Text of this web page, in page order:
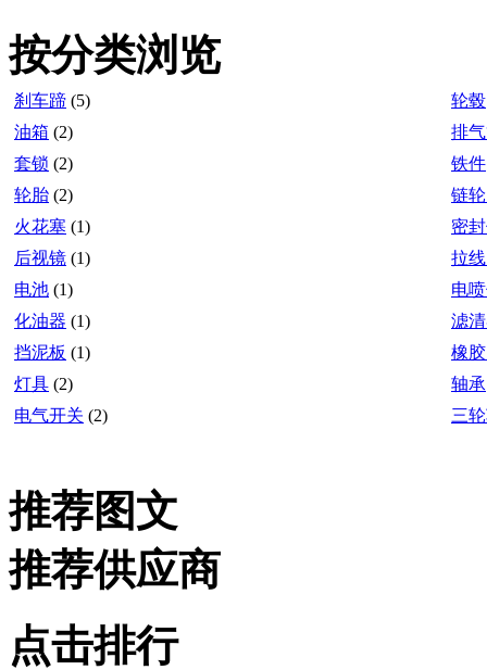
按分类浏览
刹车蹄 (5)
轮毂
油箱 (2)
排
套锁 (2)
铁件
轮胎 (2)
链
火花塞 (1)
密
后视镜 (1)
拉
电池 (1)
电
化油器 (1)
滤
挡泥板 (1)
橡
灯具 (2)
轴承
电气开关 (2) 三
推荐图文
推荐供应商
点击排行